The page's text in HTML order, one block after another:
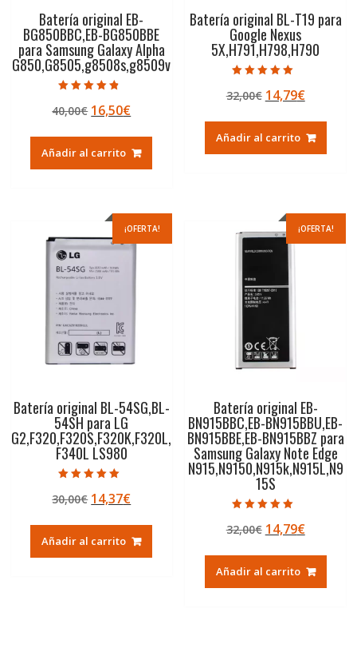
Batería original EB-
BG850BBC,EB-BG850BBE
para Samsung Galaxy Alpha
G850,G8505,g8508s,g8509v
4.50
de 5
40,00€ El
original
era:
16,50€El
actual
es:
Añadir al carrito
Batería original BL-T19 para
Google Nexus
5X,H791,H798,H790
5.00
de 5
32,00€ El
original
era:
14,79€El
actual
es:
Añadir al carrito
¡OFERTA!
Batería original BL-54SG,BL-
54SH para LG
G2,F320,F320S,F320K,F320L,
F340L LS980
5.00
de 5
30,00€ El
original
era:
14,37€El
actual
es:
Añadir al carrito
¡OFERTA!
Batería original EB-
BN915BBC,EB-BN915BBU,EB-
BN915BBE,EB-BN915BBZ para
Samsung Galaxy Note Edge
N915,N9150,N915k,N915L,N9
15S
5.00
de 5
32,00€ El
original
era:
14,79€El
actual
es:
Añadir al carrito